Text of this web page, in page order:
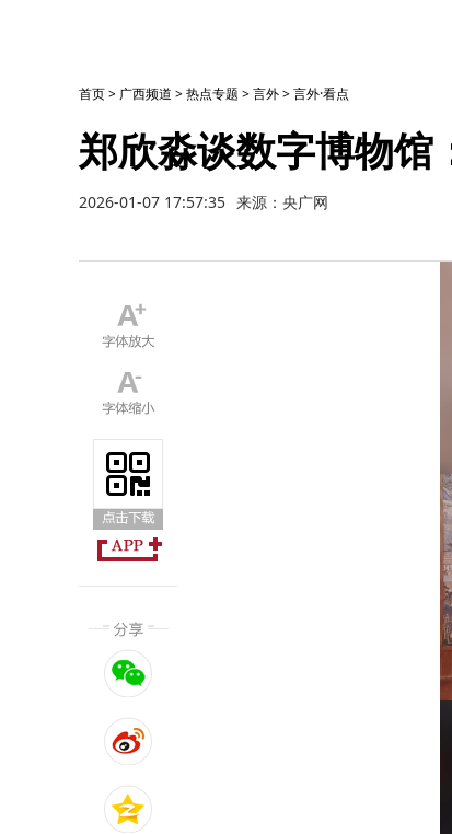
首页> 广西频道 >热点专题 >言外>言外·看点
郑欣淼谈数字博物
2026-01-07 17:57:35 来源：央广网